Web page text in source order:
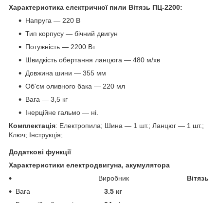
Характеристика електричної пили Вітязь ПЦ-2200:
Напруга — 220 В
Тип корпусу — бічний двигун
Потужність — 2200 Вт
Швидкість обертання ланцюга — 480 м/хв
Довжина шини — 355 мм
Об'єм оливного бака — 220 мл
Вага — 3,5 кг
Інерційне гальмо — ні.
Комплектація: Електропила; Шина — 1 шт.; Ланцюг — 1 шт.;
Ключ; Інструкція;
Додаткові функції
Характеристики електродвигуна, акумулятора
Виробник
Вітязь
Вага
3.5 кг